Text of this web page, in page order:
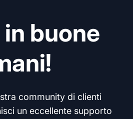
buone
community di clienti
un eccellente supporto